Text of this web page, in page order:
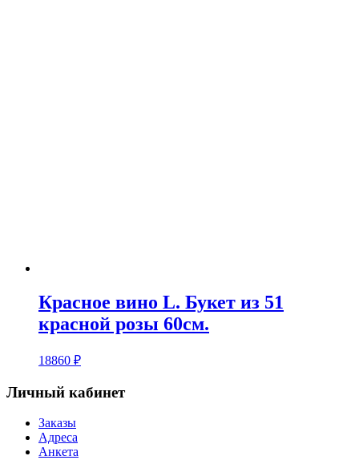
Красное вино L. Букет из 51
красной розы 60см.
18860 ₽
Личный кабинет
Заказы
Адреса
Анкета